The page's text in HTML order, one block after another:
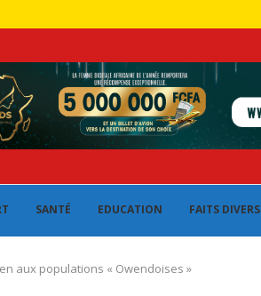
SANTÉ EDUCATION FAITS DIVERS
aux populations « Owendoises »